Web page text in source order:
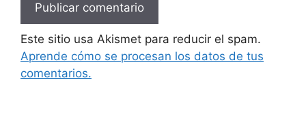
Este sitio usa Akismet para reducir el spam.
Aprende cómo se procesan los datos de tus
comentarios.